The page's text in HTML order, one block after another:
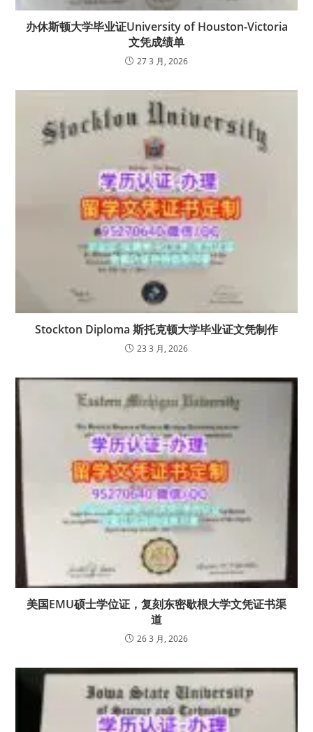
办休斯顿大学毕业证University of Houston-Victoria
文凭成绩单
27 3 月, 2026
Stockton Diploma 斯托克顿大学毕业证文凭制作
23 3 月, 2026
美国EMU硕士学位证，复刻东密歇根大学文凭证书渠
道
26 3 月, 2026